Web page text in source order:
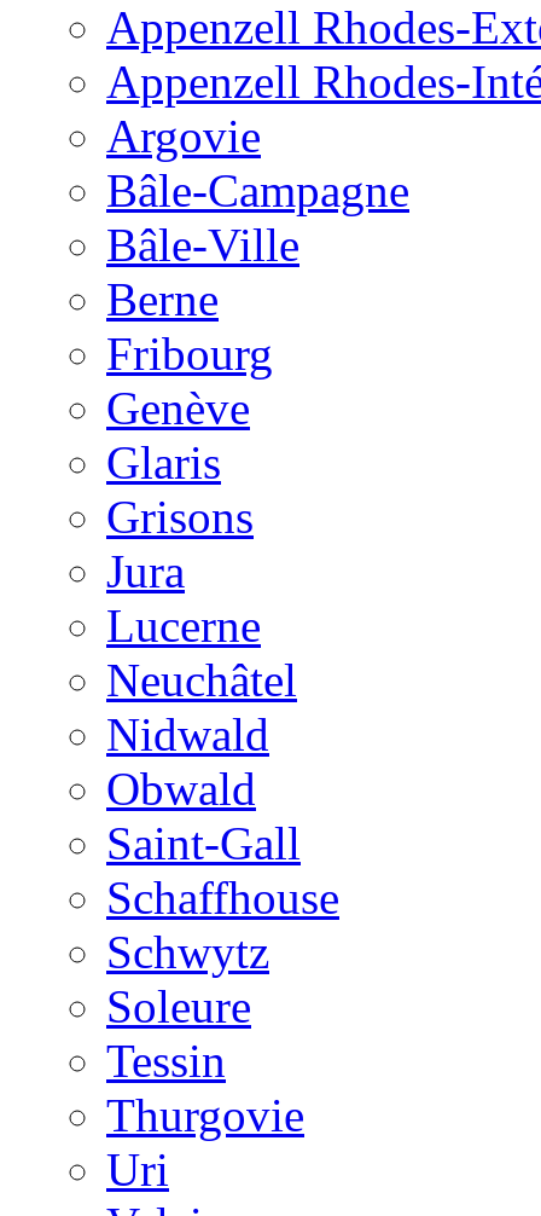
Appenzell Rhodes-
Appenzell Rhodes-
Argovie
Bâle-Campagne
Bâle-Ville
Berne
Fribourg
Genève
Glaris
Grisons
Jura
Lucerne
Neuchâtel
Nidwald
Obwald
Saint-Gall
Schaffhouse
Schwytz
Soleure
Tessin
Thurgovie
Uri